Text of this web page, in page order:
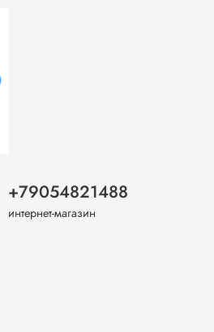
+79054821488
интернет-магазин